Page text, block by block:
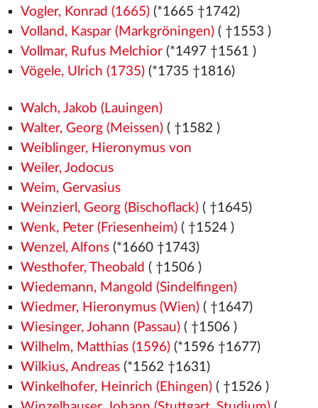
Vogler, Konrad (1665)(*1665 †1742)
Volland, Kaspar (Markgröningen)( †1553 )
Vollmar, Rufus Melchior(*1497 †1561 )
Vögele, Ulrich (1735)(*1735 †1816)
Walch, Jakob (Lauingen)
Walter, Georg (Meissen)( †1582 )
Weiblinger, Hieronymus von
Weiler, Jodocus
Weim, Gervasius
Weinzierl, Georg (Bischoflack)( †1645)
Wenk, Peter (Friesenheim)( †1524 )
Wenzel, Alfons(*1660 †1743)
Westhofer, Theobald ( †1506 )
Wiedemann, Mangold (Sindelfingen)
Wiedmer, Hieronymus (Wien)( †1647)
Wiesinger, Johann (Passau)( †1506 )
Wilhelm, Matthias (1596)(*1596 †1677)
Wilkius, Andreas(*1562 †1631)
Winkelhofer, Heinrich (Ehingen)( †1526 )